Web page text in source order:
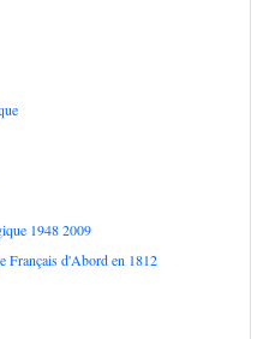
1948 2009
Français d'Abord en 1812